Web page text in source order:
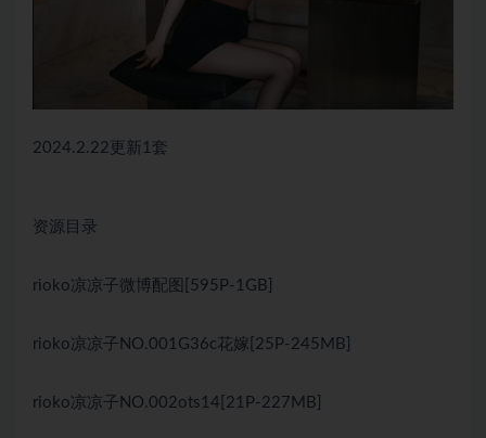
2024.2.22更新1套
资源目录
rioko凉凉子微博配图[595P-1GB]
rioko凉凉子NO.001G36c花嫁[25P-245MB]
rioko凉凉子NO.002ots14[21P-227MB]